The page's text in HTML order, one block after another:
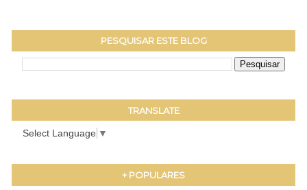
PESQUISAR ESTE BLOG
TRANSLATE
Select Language ▼
+ POPULARES